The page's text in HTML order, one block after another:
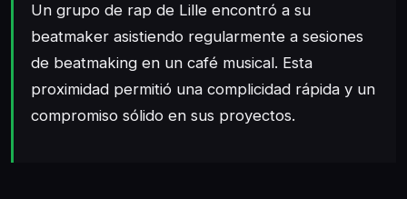
Un grupo de rap de Lille encontró a su
beatmaker asistiendo regularmente a sesiones
de beatmaking en un café musical. Esta
proximidad permitió una complicidad rápida y un
compromiso sólido en sus proyectos.